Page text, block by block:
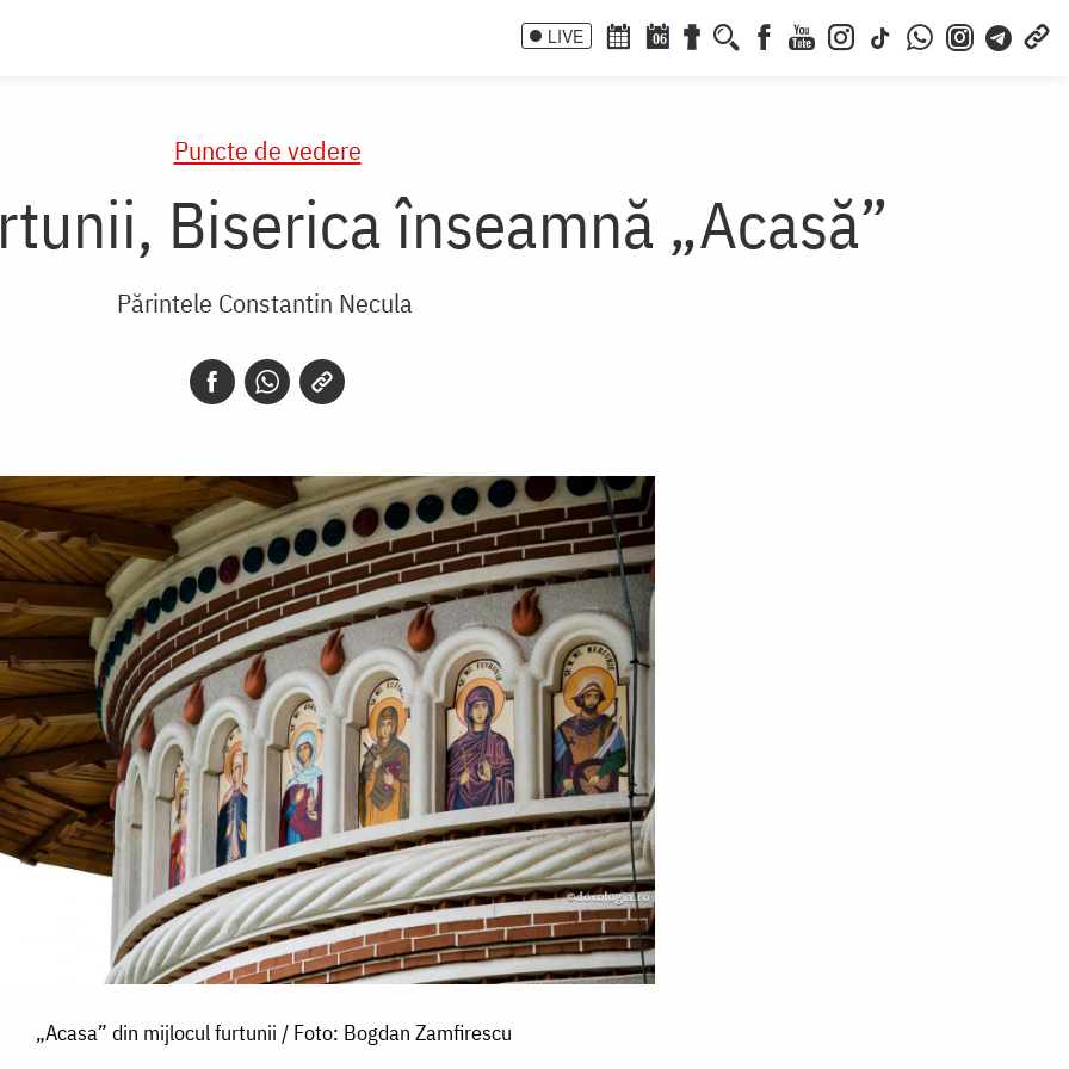
LIVE 06
Puncte de vedere
Biserica înseamnă „Acasă”
Părintele Constantin Necula
„Acasa” din mijlocul furtunii / Foto: Bogdan Zamfirescu